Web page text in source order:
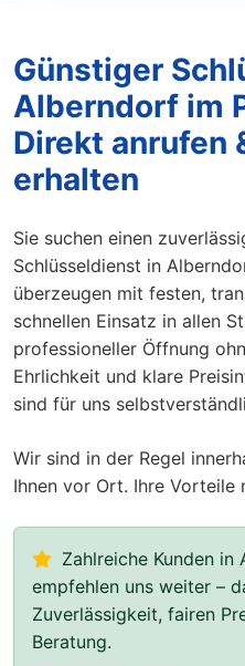
Günstiger
Alberndorf im
Direkt anrufen
erhalten
Sie suchen einen
Schlüsseldienst in
überzeugen mit festen,
schnellen Einsatz in allen
professioneller Öffnung
Ehrlichkeit und klare
sind für uns
Wir sind in der Regel
Ihnen vor Ort. Ihre Vorteile
Zahlreiche Kunden
empfehlen uns weiter –
Zuverlässigkeit, fairen
Beratung.